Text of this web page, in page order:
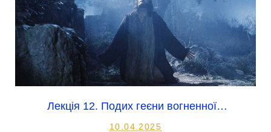
Лекція 12. Подих геєни вогненної…
10.04.2025